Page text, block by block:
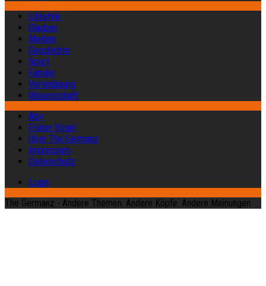
Lifestyle
Glauben
Medien
Geschichte
Sport
Familie
Verteidigung
Wissenschaft
Abo
Früher Vogel
Über The Germanz
Impressum
Datenschutz
Login
The Germanz - Andere Themen. Andere Köpfe. Andere Meinungen.